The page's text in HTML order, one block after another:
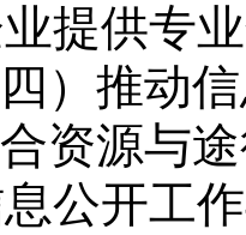
提供专
四）推动
资源与
公开工